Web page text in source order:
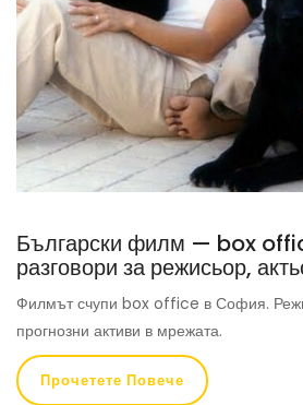
Български филм — box
разговори за режисьор,
Филмът счупи box office в София.
прогнозни активи в мрежата.
Прочетете Повече